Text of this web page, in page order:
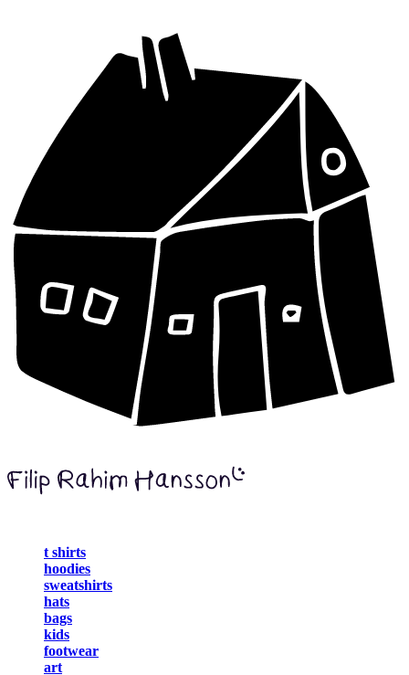
t shirts
hoodies
sweatshirts
hats
bags
kids
footwear
art